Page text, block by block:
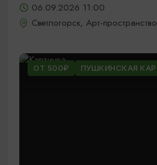
06.09.2026 11:00
Светлогорск, Арт-
ОТ 500₽ ПУШКИНСКАЯ